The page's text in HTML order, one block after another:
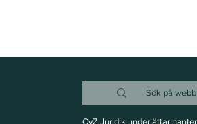
CvZ Juridik underlättar